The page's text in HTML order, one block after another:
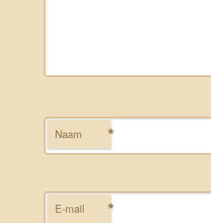
Naam *
E-mail *